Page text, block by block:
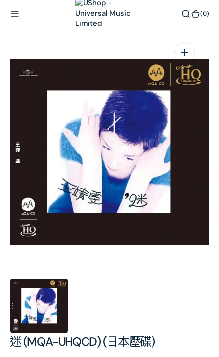
(0)
迷 (MQA-UHQCD) (日本壓碟)
相
簿
中
開
啟